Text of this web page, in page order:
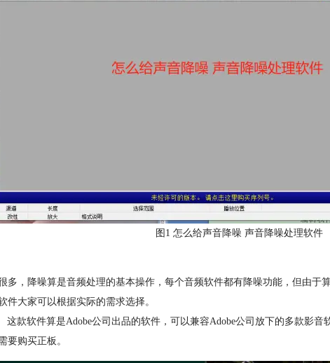
图1 怎么给声音降噪 声音降噪处理软件
多，降噪算是音频处理的基本操作，每个音频软件都有降噪功能，但由于
件大家可以根据实际的需求选择。
这款软件算是Adobe公司出品的软件，可以兼容Adobe公司放下的多款影
要购买正板。